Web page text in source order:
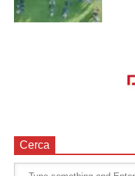
Cerca